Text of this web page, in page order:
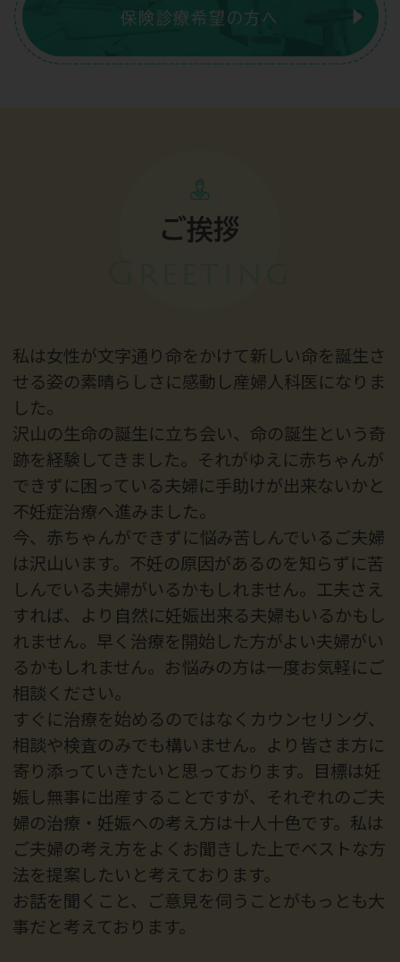
保険診療希望の方へ
ご挨拶
私は女性が文字通り命をかけて新しい命を誕生さ
せる姿の素晴らしさに感動し産婦人科医になりま
した。
沢山の生命の誕生に立ち会い、命の誕生という奇
跡を経験してきました。それがゆえに赤ちゃんが
できずに困っている夫婦に手助けが出来ないかと
不妊症治療へ進みました。
今、赤ちゃんができずに悩み苦しんでいるご夫婦
は沢山います。不妊の原因があるのを知らずに苦
しんでいる夫婦がいるかもしれません。工夫さえ
すれば、より自然に妊娠出来る夫婦もいるかもし
れません。早く治療を開始した方がよい夫婦がい
るかもしれません。お悩みの方は一度お気軽にご
相談ください。
すぐに治療を始めるのではなくカウンセリング、
相談や検査のみでも構いません。より皆さま方に
寄り添っていきたいと思っております。目標は妊
娠し無事に出産することですが、それぞれのご夫
婦の治療・妊娠への考え方は十人十色です。私は
ご夫婦の考え方をよくお聞きした上でベストな方
法を提案したいと考えております。
お話を聞くこと、ご意見を伺うことがもっとも大
事だと考えております。